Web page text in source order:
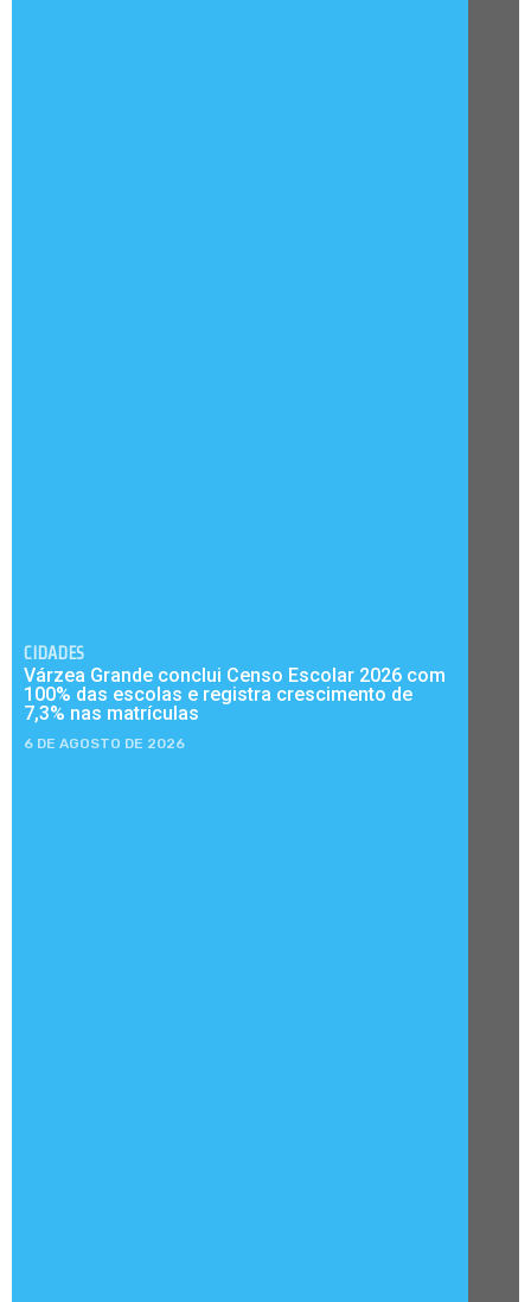
CIDADES
Várzea Grande conclui Censo Escolar 2026 com
100% das escolas e registra crescimento de
7,3% nas matrículas
6 DE AGOSTO DE 2026